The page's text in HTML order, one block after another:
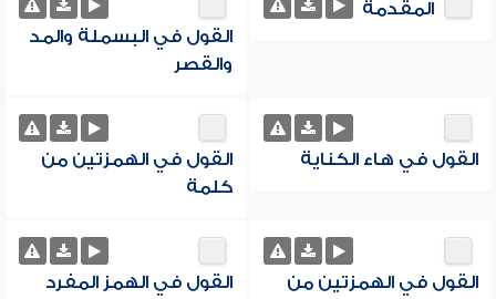
المقدمة
القول في البسملة والمد
والقصر
القول في هاء الكناية
القول في الهمزتين من
كلمة
القول في الهمزتين من
القول في الهمز المفرد